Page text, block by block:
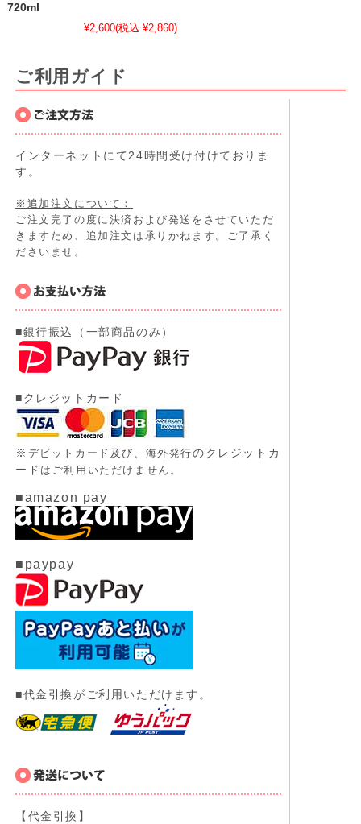
720ml
¥2,600(税込 ¥2,860)
ご利用ガイド
インターネットにて24時間受け付けておりま
す。
※追加注文について：
ご注文完了の度に決済および発送をさせていただ
きますため、追加注文は承りかねます。ご了承く
ださいませ。
■銀行振込（一部商品のみ）
■クレジットカード
※ デビットカード及び、 海外発行のクレジットカ
ード はご利用いただけません。
■amazon pay
■paypay
■代金引換がご利用いただけます。
【代金引換】